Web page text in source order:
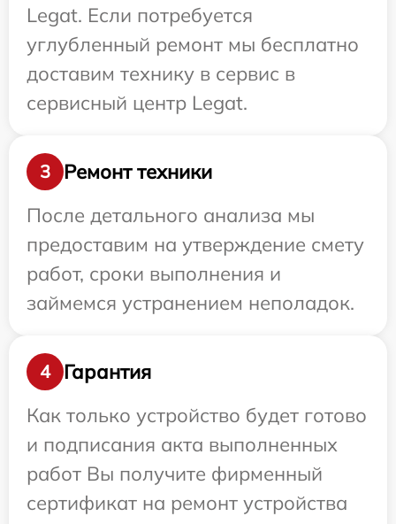
Legat. Если потребуется
углубленный ремонт мы бесплатно
доставим технику в сервис в
сервисный центр Legat.
3
Ремонт техники
После детального анализа мы
предоставим на утверждение смету
работ, сроки выполнения и
займемся устранением неполадок.
4
Гарантия
Как только устройство будет готово
и подписания акта выполненных
работ Вы получите фирменный
сертификат на ремонт устройства